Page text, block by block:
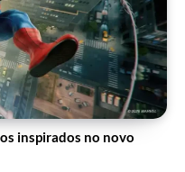
inspirados no novo